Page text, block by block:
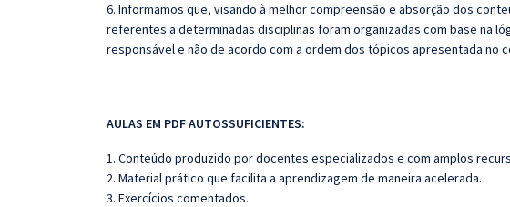
6. Informamos que, visando à melhor compreensão e absorção dos
referentes a determinadas disciplinas foram organizadas com base na
responsável e não de acordo com a ordem dos tópicos apresentada no
AULAS EM PDF AUTOSSUFICIENTES:
1. Conteúdo produzido por docentes especializados e com amplos
2. Material prático que facilita a aprendizagem de maneira acelerada.
3. Exercícios comentados.